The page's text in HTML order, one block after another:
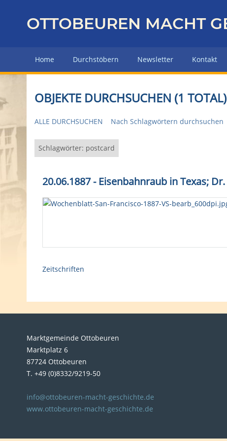
z
r
H
u
p
e
OTTOBEUREN MACHT
Home Durchstöbern Newsletter Kontakt
OBJEKTE DURCHSUCHEN (1 TOTAL)
ALLE DURCHSUCHEN Nach Schlagwörtern durchsuchen
Schlagwörter: postcard
20.06.1887 - Eisenbahnraub in Texas;
Zeitschriften
Marktgemeinde Ottobeuren
Marktplatz 6
87724 Ottobeuren
T. +49 (0)8332/9219-50
info@ottobeuren-macht-geschichte.de
www.ottobeuren-macht-geschichte.de